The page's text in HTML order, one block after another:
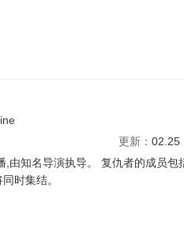
塔特西奥
更新： 02.25
知名导演执导。 复仇者的成员包
时集结。